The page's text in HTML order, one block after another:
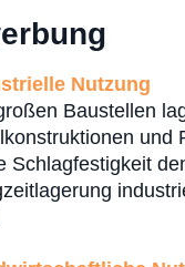
Nutzung
Baustellen
und
Schlagfestigkeit